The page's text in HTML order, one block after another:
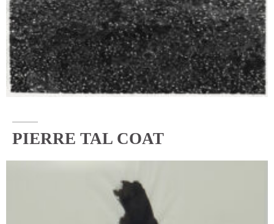
PIERRE TAL COAT